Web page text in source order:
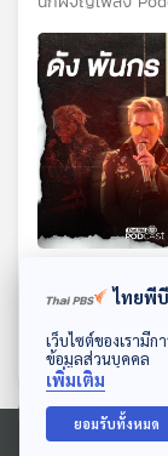
ดาวน์โหลด Thai PBS
ความดังของ ดั
นักผจญเพลง
ตอนที่เกี่ยวข้อง
ไทยพี
เว็บไซต์ของเรามี
ข้อมูลส่วนบุคคล
เพิ่มเติม
ยอมรับทั้งหมด